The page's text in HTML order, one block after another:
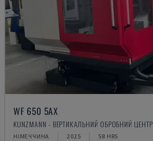
WF 650 5AX
KUNZMANN - ВЕРТИКАЛЬНИЙ ОБРОБНИЙ ЦЕНТР
НІМЕЧЧИНА 2025 58 HRS